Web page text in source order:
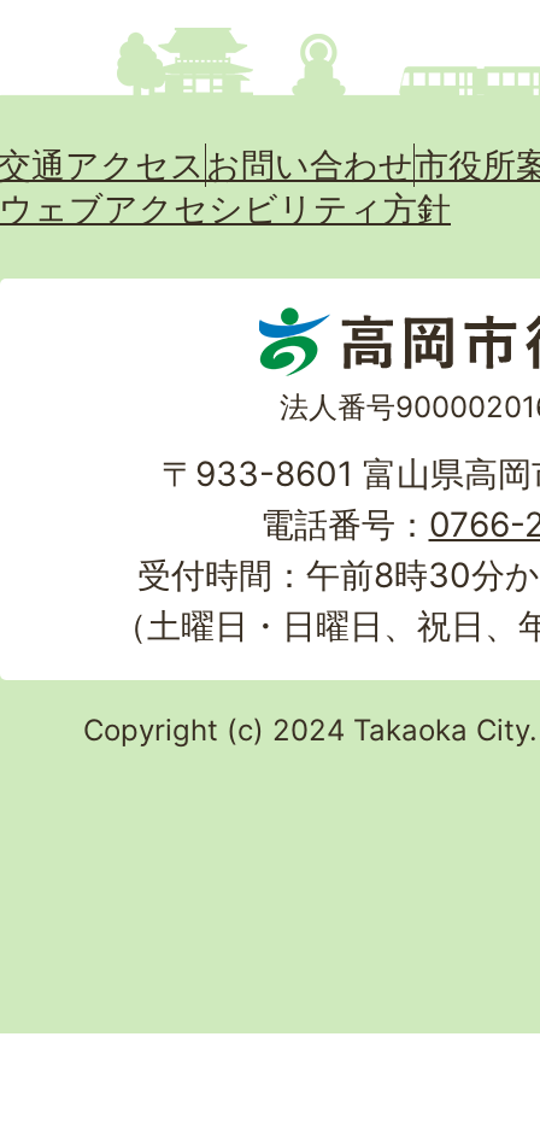
通アクセス お問い合わせ市役所
ウェブアクセシビリティ方針
法人番号
〒933-8601 富山県高
電話番号： 0766-
受付時間：午前8時30分
（土曜日・日曜日、祝日
Copyright (c) 2024 Takaoka